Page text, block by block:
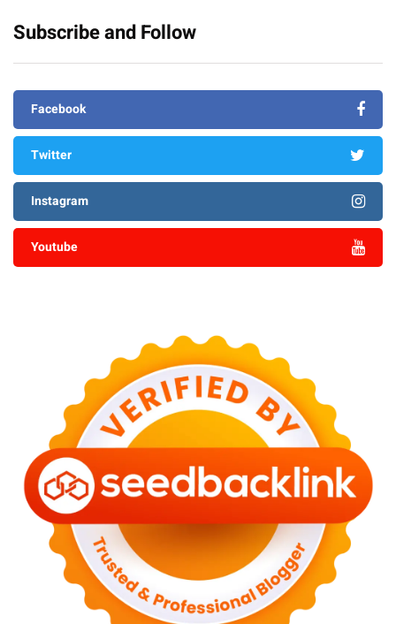
Subscribe and Follow
Facebook
Twitter
Instagram
Youtube